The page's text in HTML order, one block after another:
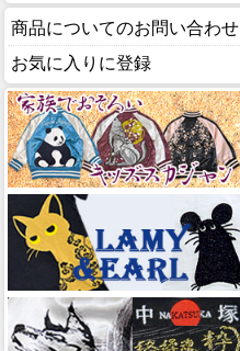
商品についてのお問い合わせ
お気に入りに登録